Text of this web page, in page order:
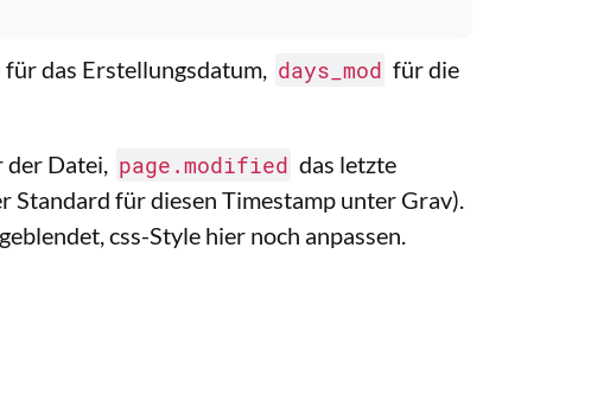
das Erstellungsdatum, days_mod für die
der Datei, page.modified das letzte
Standard für diesen Timestamp unter Grav).
css-Style hier noch anpassen.